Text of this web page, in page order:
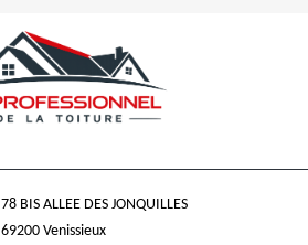
78 BIS ALLEE DES JONQUILLES
69200 Venissieux